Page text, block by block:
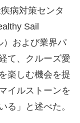
病対策センタ
Sail
）および業界パ
て、クルーズ愛
楽しむ機会を提
イルストーンを
る」と述べた。